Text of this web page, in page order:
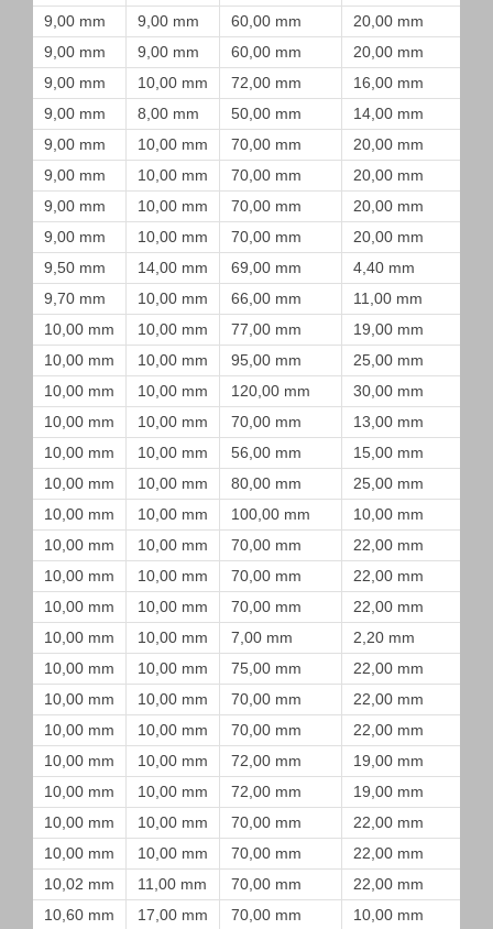
9,00 mm
9,00 mm 60,00 mm
20,00 mm
9,00 mm
9,00 mm 60,00 mm
20,00 mm
9,00 mm
10,00 mm 72,00 mm
16,00 mm
9,00 mm
8,00 mm 50,00 mm
14,00 mm
9,00 mm
10,00 mm 70,00 mm
20,00 mm
9,00 mm
10,00 mm 70,00 mm
20,00 mm
9,00 mm
10,00 mm 70,00 mm
20,00 mm
9,00 mm
10,00 mm 70,00 mm
20,00 mm
9,50 mm
14,00 mm 69,00 mm
4,40 mm
9,70 mm
10,00 mm 66,00 mm
11,00 mm
10,00 mm
10,00 mm 77,00 mm
19,00 mm
10,00 mm
10,00 mm 95,00 mm
25,00 mm
10,00 mm
10,00 mm 120,00 mm
30,00 mm
10,00 mm
10,00 mm 70,00 mm
13,00 mm
10,00 mm
10,00 mm 56,00 mm
15,00 mm
10,00 mm
10,00 mm 80,00 mm
25,00 mm
10,00 mm
10,00 mm 100,00 mm
10,00 mm
10,00 mm
10,00 mm 70,00 mm
22,00 mm
10,00 mm
10,00 mm 70,00 mm
22,00 mm
10,00 mm
10,00 mm 70,00 mm
22,00 mm
10,00 mm
10,00 mm 7,00 mm
2,20 mm
10,00 mm
10,00 mm 75,00 mm
22,00 mm
10,00 mm
10,00 mm 70,00 mm
22,00 mm
10,00 mm
10,00 mm 70,00 mm
22,00 mm
10,00 mm
10,00 mm 72,00 mm
19,00 mm
10,00 mm
10,00 mm 72,00 mm
19,00 mm
10,00 mm
10,00 mm 70,00 mm
22,00 mm
10,00 mm
10,00 mm 70,00 mm
22,00 mm
10,02 mm
11,00 mm 70,00 mm
22,00 mm
10,60 mm
17,00 mm 70,00 mm
10,00 mm